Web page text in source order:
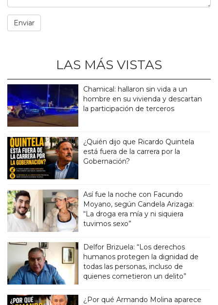
LAS MÁS VISTAS
Chamical: hallaron sin vida a un
hombre en su vivienda y descartan
la participación de terceros
¿Quién dijo que Ricardo Quintela
está fuera de la carrera por la
Gobernación?
Así fue la noche con Facundo
Moyano, según Candela Arizaga:
“La droga era mía y ni siquiera
tuvimos sexo”
Delfor Brizuela: “Los derechos
humanos protegen la dignidad de
todas las personas, incluso de
quienes cometieron un delito”
¿Por qué Armando Molina aparece